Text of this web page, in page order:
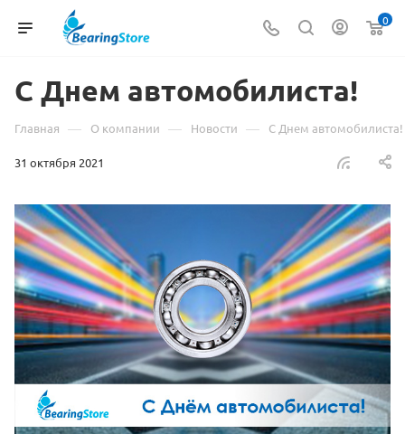
0
С Днем автомобилиста!
Главная — О компании — Новости — С Днем автомобилиста!
31 октября 2021